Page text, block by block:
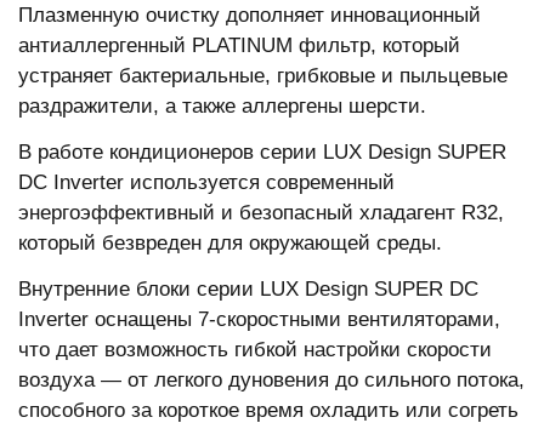
Плазменную очистку дополняет инновационный
антиаллергенный PLATINUM фильтр, который
устраняет бактериальные, грибковые и пыльцевые
раздражители, а также аллергены шерсти.
В работе кондиционеров серии LUX Design SUPER
DC Inverter используется современный
энергоэффективный и безопасный хладагент R32,
который безвреден для окружающей среды.
Внутренние блоки серии LUX Design SUPER DC
Inverter оснащены 7-скоростными вентиляторами,
что дает возможность гибкой настройки скорости
воздуха — от легкого дуновения до сильного потока,
способного за короткое время охладить или согреть